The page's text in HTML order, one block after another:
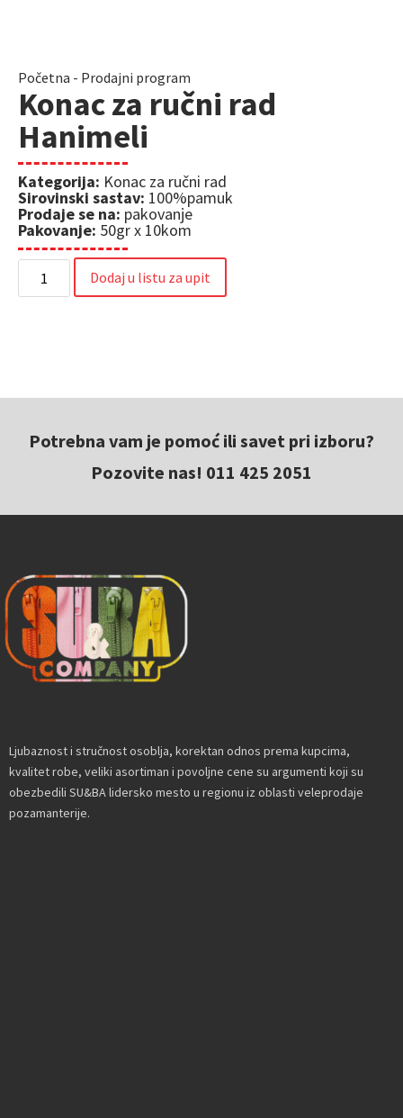
Početna - Prodajni program
Konac za ručni rad
Hanimeli
Kategorija: Konac za ručni rad
Sirovinski sastav: 100%pamuk
Prodaje se na: pakovanje
Pakovanje: 50gr x 10kom
Dodaj u listu za upit
Potrebna vam je pomoć ili savet pri izboru?
Pozovite nas! 011 425 2051
Ljubaznost i stručnost osoblja, korektan odnos prema kupcima,
kvalitet robe, veliki asortiman i povoljne cene su argumenti koji su
obezbedili SU&BA lidersko mesto u regionu iz oblasti veleprodaje
pozamanterije.